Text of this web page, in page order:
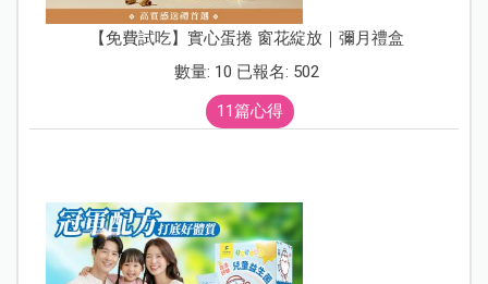
【免費試吃】實心蛋捲 窗花綻放｜彌月禮盒
數量: 10 已報名: 502
11篇心得